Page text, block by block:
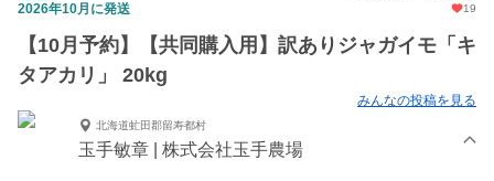
2026年10月に発送 19
【10月予約】【共同購入用】訳ありジャガイモ「キ
タアカリ」 20kg
みんなの投稿を見る
北海道虻田郡留寿都村
玉手敏章 | 株式会社玉手農場